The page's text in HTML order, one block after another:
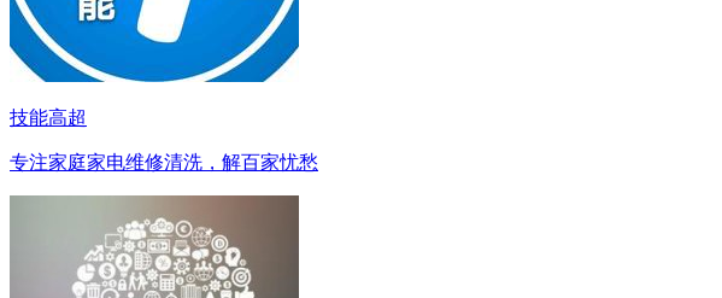
技能高超
专注家庭家电维修清洗，解百家忧愁